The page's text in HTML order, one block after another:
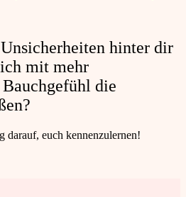
hinter dir
mit mehr
die
darauf, euch kennenzulernen!